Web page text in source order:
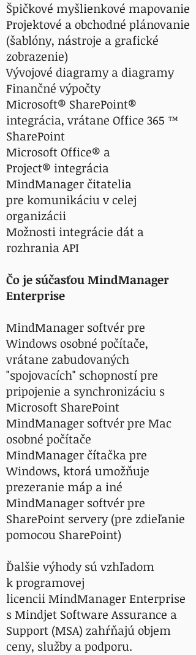
Špičkové myšlienkové mapovanie
Projektové a obchodné plánovanie
(šablóny, nástroje a grafické
zobrazenie)
Vývojové diagramy a diagramy
Finančné výpočty
Microsoft® SharePoint®
integrácia, vrátane Office 365 ™
SharePoint
Microsoft Office® a
Project® integrácia
MindManager čitatelia
pre komunikáciu v celej
organizácii
Možnosti integrácie dát a
rozhrania API
Čo je súčasťou MindManager
Enterprise
MindManager softvér pre
Windows osobné počítače,
vrátane zabudovaných
"spojovacích" schopností pre
pripojenie a synchronizáciu s
Microsoft SharePoint
MindManager softvér pre Mac
osobné počítače
MindManager čítačka pre
Windows, ktorá umožňuje
prezeranie máp a iné
MindManager softvér pre
SharePoint servery (pre zdieľanie
pomocou SharePoint)
Ďalšie výhody sú vzhľadom
k programovej
licencii MindManager Enterprise
s Mindjet Software Assurance a
Support (MSA) zahŕňajú objem
ceny, služby a podporu.